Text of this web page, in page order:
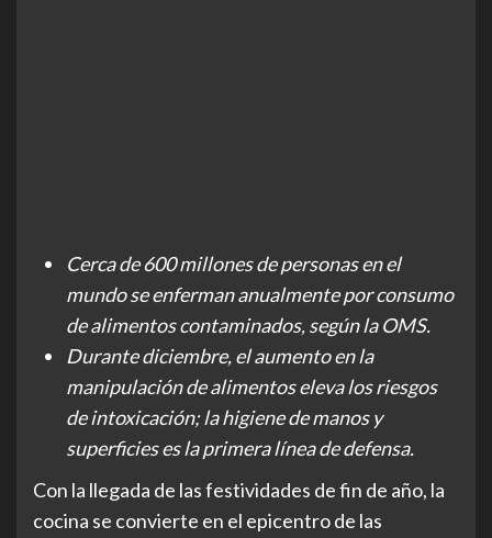
Cerca de 600 millones de personas en el
mundo se enferman anualmente por consumo
de alimentos contaminados, según la OMS.
Durante diciembre, el aumento en la
manipulación de alimentos eleva los riesgos
de intoxicación; la higiene de manos y
superficies es la primera línea de defensa.
Con la llegada de las festividades de fin de año, la
cocina se convierte en el epicentro de las